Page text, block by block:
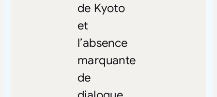
de Kyoto
et
l’absence
marquante
de